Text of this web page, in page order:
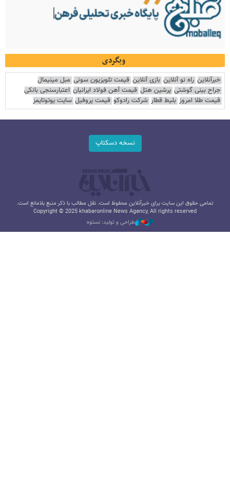
وبگردی
خبرآنلاین راه نو آنلاین بازی آنلاین قیمت تلویزیون سونی مبل مینیمال
جراح بینی گوشتی پرشین هتل قیمت آهن فولاد ایرانیان اعتبارسنجی بانکی
قیمت طلا امروز بلیط قطار شرکت رادوکو قیمت پروفیل سایت یوتوتایمز
نسخه دسکتاپ
تمامی حقوق این سایت برای خبرآنلاین محفوظ است. نقل مطالب با ذکر منبع بلامانع است.
Copyright © 2025 khabaronline News Agancy, All rights reserved
طراحی و تولید: نستوه